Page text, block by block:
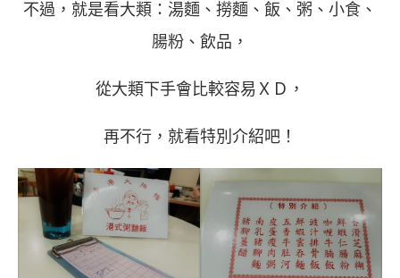
不過，就是看大類：湯麵、撈麵、飯、粥、小食、
腸粉、飲品，
從大類下手會比較容易ＸＤ，
再不行，就看特別介紹吧！